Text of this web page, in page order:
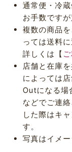
通常便・冷
お手数です
複数の商品
っては送料
詳しくは【
店舗と在庫
によっては
Outになる場
などでご連
した際はキ
す。
写真はイメー